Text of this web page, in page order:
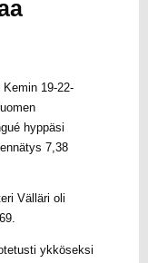
19-22-
hyppäsi
7,38
Välläri oli
ykköseksi